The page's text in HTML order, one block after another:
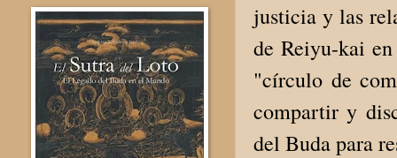
justicia y las
de Reiyu-kai
"círculo de
compartir y
del Buda para